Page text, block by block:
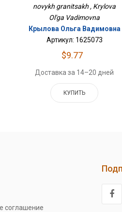
novykh granitsakh , Krylova
Ol'ga Vadimovna
Крылова Ольга Вадимовна
Артикул: 1625073
$9.77
Доставка за 14–20 дней
КУПИТЬ
соглашение